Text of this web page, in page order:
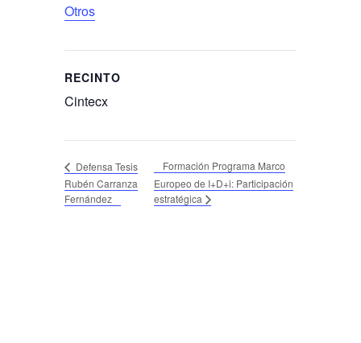
Otros
RECINTO
Cintecx
Defensa Tesis
Rubén Carranza
Fernández
Formación Programa Marco
Europeo de I+D+i: Participación
estratégica